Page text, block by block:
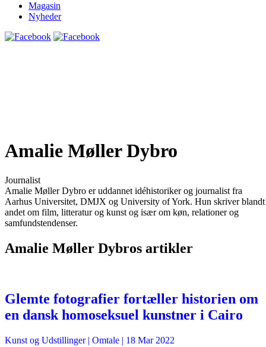
Magasin
Nyheder
Amalie Møller Dybro
Journalist
Amalie Møller Dybro er uddannet idéhistoriker og journalist fra
Aarhus Universitet, DMJX og University of York. Hun skriver blandt
andet om film, litteratur og kunst og især om køn, relationer og
samfundstendenser.
Amalie Møller Dybros artikler
Glemte fotografier fortæller historien om
en dansk homoseksuel kunstner i Cairo
Kunst og Udstillinger| Omtale | 18 Mar 2022